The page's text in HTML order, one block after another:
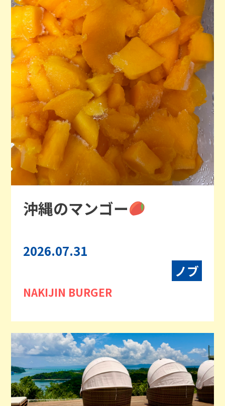
沖縄のマンゴー
2026.07.31
ノブ
NAKIJIN BURGER